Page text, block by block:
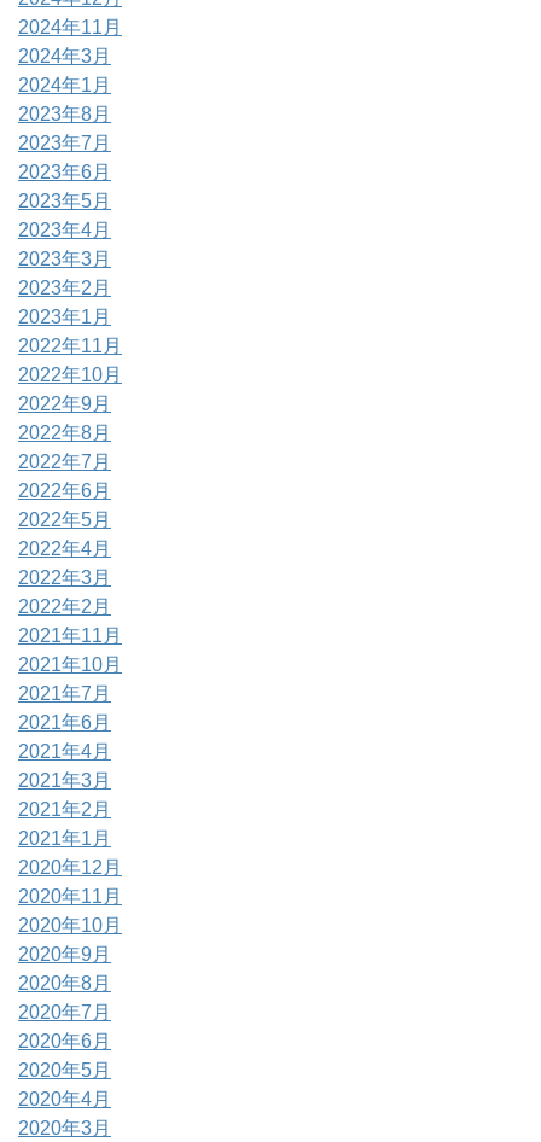
2024年11月
2024年3月
2024年1月
2023年8月
2023年7月
2023年6月
2023年5月
2023年4月
2023年3月
2023年2月
2023年1月
2022年11月
2022年10月
2022年9月
2022年8月
2022年7月
2022年6月
2022年5月
2022年4月
2022年3月
2022年2月
2021年11月
2021年10月
2021年7月
2021年6月
2021年4月
2021年3月
2021年2月
2021年1月
2020年12月
2020年11月
2020年10月
2020年9月
2020年8月
2020年7月
2020年6月
2020年5月
2020年4月
2020年3月